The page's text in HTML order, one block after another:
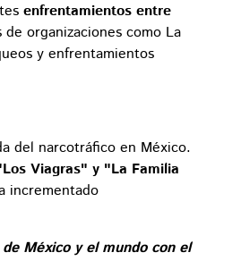
enfrentamientos entre
organizaciones como La
y enfrentamientos
del narcotráfico en México.
Viagras" y "La Familia
incrementado
México y el mundo con el